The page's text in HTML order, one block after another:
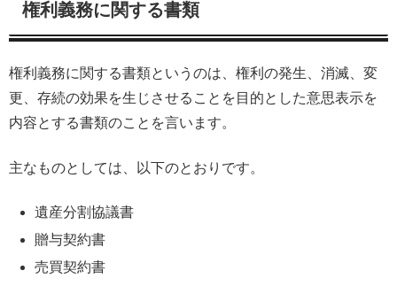
権利義務に関する書類
権利義務に関する書類というのは、権利の発生、消滅、変
更、存続の効果を生じさせることを目的とした意思表示を
内容とする書類のことを言います。
主なものとしては、以下のとおりです。
遺産分割協議書
贈与契約書
売買契約書